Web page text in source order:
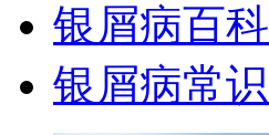
银屑病百科
银屑病常识